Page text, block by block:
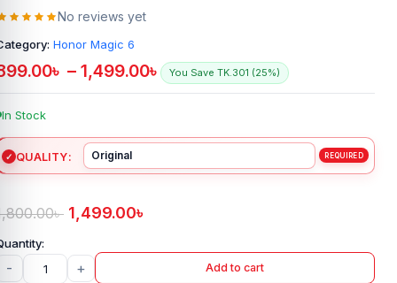
No reviews yet
Honor Magic 6
৳ – 1,499.00৳ You Save TK.301 (25%)
In Stock
QUALITY
৳ 1,499.00৳
- + Add to cart